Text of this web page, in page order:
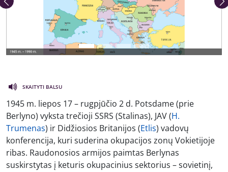
Ankstesnė nuotrauka Kita
SKAITYTI BALSU
1945 m. liepos 17 – rugpjūčio 2 d. Potsdame (prie
Berlyno) vyksta trečioji SSRS (Stalinas), JAV (H.
Trumenas) ir Didžiosios Britanijos (Etlis) vadovų
konferencija, kuri suderina okupacijos zonų Vokietijoje
ribas. Raudonosios armijos paimtas Berlynas
suskirstytas į keturis okupacinius sektorius – sovietinį,